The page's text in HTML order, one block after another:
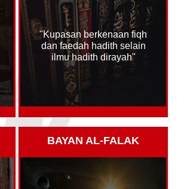
"Kupasan berkenaan fiqh
dan faedah hadith selain
ilmu hadith dirayah"
BAYAN AL-FALAK